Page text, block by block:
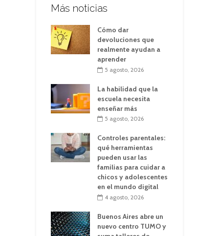
Más noticias
Cómo dar
devoluciones que
realmente ayudan a
aprender
5 agosto, 2026
La habilidad que la
escuela necesita
enseñar más
5 agosto, 2026
Controles parentales:
qué herramientas
pueden usar las
familias para cuidar a
chicos y adolescentes
en el mundo digital
4 agosto, 2026
Buenos Aires abre un
nuevo centro TUMO y